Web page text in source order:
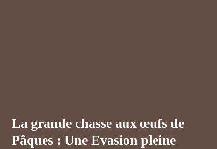
La grande chasse aux œufs de
Pâques : Une Evasion pleine